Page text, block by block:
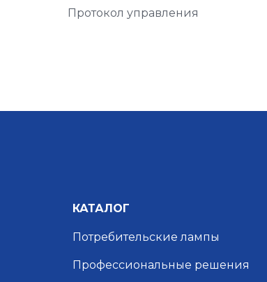
Протокол управления
КАТАЛОГ
Потребительские лампы
Профессиональные решения